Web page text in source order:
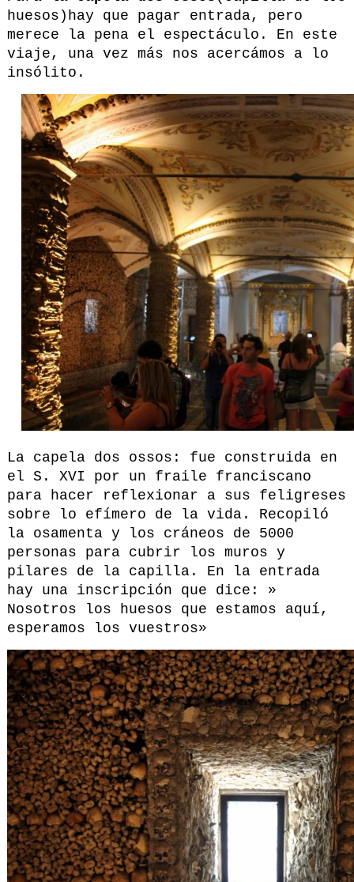
huesos)hay que pagar entrada, pero
merece la pena el espectáculo. En este
viaje, una vez más nos acercámos a lo
insólito.
La capela dos ossos: fue construida en
el S. XVI por un fraile franciscano
para hacer reflexionar a sus feligreses
sobre lo efímero de la vida. Recopiló
la osamenta y los cráneos de 5000
personas para cubrir los muros y
pilares de la capilla. En la entrada
hay una inscripción que dice: »
Nosotros los huesos que estamos aquí,
esperamos los vuestros»